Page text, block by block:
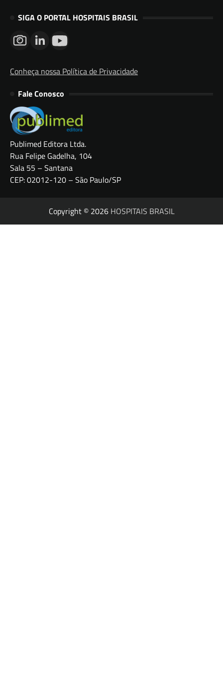
SIGA O PORTAL HOSPITAIS BRASIL
Conheça nossa Política de Privacidade
Fale Conosco
Publimed Editora Ltda.
Rua Felipe Gadelha, 104
Sala 55 – Santana
CEP: 02012-120 – São Paulo/SP
Copyright © 2026 HOSPITAIS BRASIL